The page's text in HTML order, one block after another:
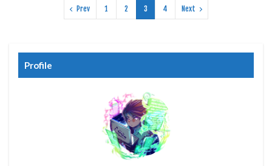
Prev 1 2 3 4 Next
Profile